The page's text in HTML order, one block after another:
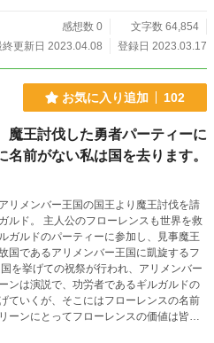
嫌な事を直面させる人は嫌いでしょう。
しました。 数年後、彼は見違えるように
なるのか？
感想数 0
文字数 64,854
終更新日 2023.04.08
登録日 2023.03.17
お気に入り追加 102
魔王討伐した勇者パーティーに
前がない私は国を去ります。
リメンバー王国の国王より魔王討伐を請
ルド。 主人公のフローレンスも世界を救
ガルドのパーティーに参加し、見事魔王
国であるアリメンバー王国に凱旋するフ
を挙げての祝祭が行われ、アリメンバー
ンは演説で、功労者であるギルガルドの
ていくが、そこにはフローレンスの名前
ーンにとってフローレンスの価値は皆無